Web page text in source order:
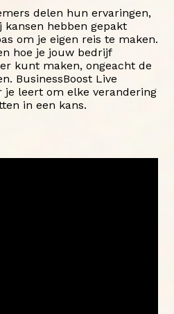
delen hun ervaringen,
kansen hebben gepakt
om je eigen reis te maken.
hoe je jouw bedrijf
kunt maken, ongeacht de
BusinessBoost Live
je leert om elke verandering
in een kans.